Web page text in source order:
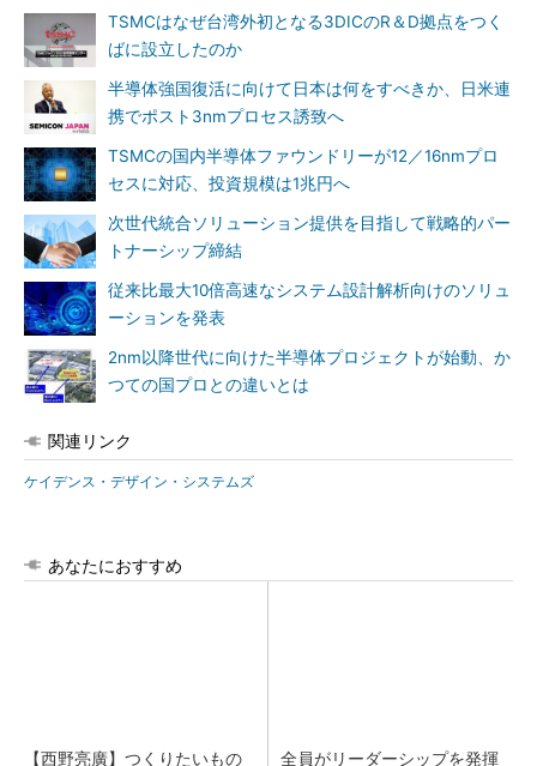
TSMCはなぜ台湾外初となる3DICのR＆D拠点をつく
ばに設立したのか
半導体強国復活に向けて日本は何をすべきか、日米連
携でポスト3nmプロセス誘致へ
TSMCの国内半導体ファウンドリーが12／16nmプロ
セスに対応、投資規模は1兆円へ
次世代統合ソリューション提供を目指して戦略的パー
トナーシップ締結
従来比最大10倍高速なシステム設計解析向けのソリュ
ーションを発表
2nm以降世代に向けた半導体プロジェクトが始動、か
つての国プロとの違いとは
関連リンク
ケイデンス・デザイン・システムズ
あなたにおすすめ
【西野亮廣】つくりたいもの
全員がリーダーシップを発揮